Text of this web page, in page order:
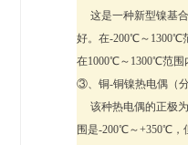
这是一种新型镍基合
好。在-200℃～1300℃
在1000℃～1300℃范围
③、铜-铜镍热电偶（
该种热电偶的正极为
围是-200℃～+350℃，